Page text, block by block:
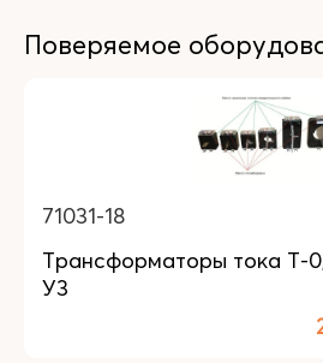
Поверяемое
71031-18
Трансформаторы тока Т-
У3